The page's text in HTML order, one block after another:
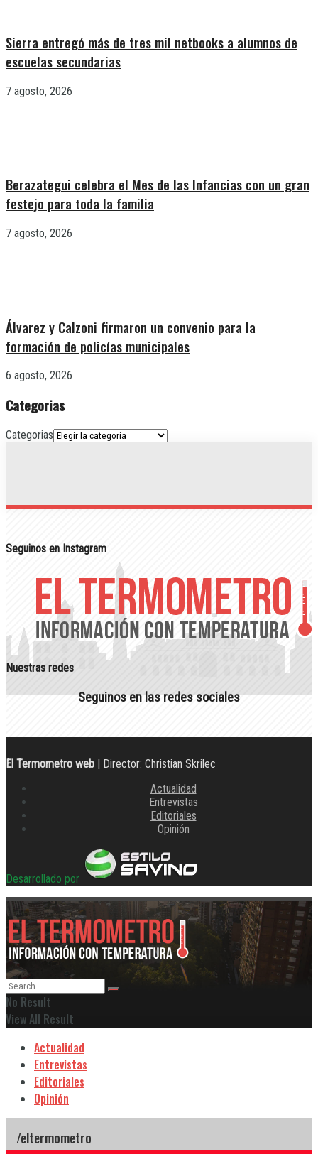
Sierra entregó más de tres mil netbooks a alumnos de
escuelas secundarias
7 agosto, 2026
Berazategui celebra el Mes de las Infancias con un gran
festejo para toda la familia
7 agosto, 2026
Álvarez y Calzoni firmaron un convenio para la
formación de policías municipales
6 agosto, 2026
Categorias
Categorias
Seguinos en Instagram
Nuestras redes
Seguinos en las redes sociales
El Termometro web | Director: Christian Skrilec
Actualidad
Entrevistas
Editoriales
Opinión
Desarrollado por
No Result
View All Result
Actualidad
Entrevistas
Editoriales
Opinión